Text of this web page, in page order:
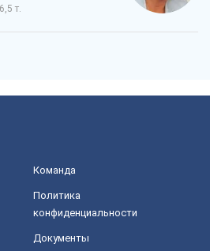
6,5 т.
Команда
Политика
конфиденциальности
Документы